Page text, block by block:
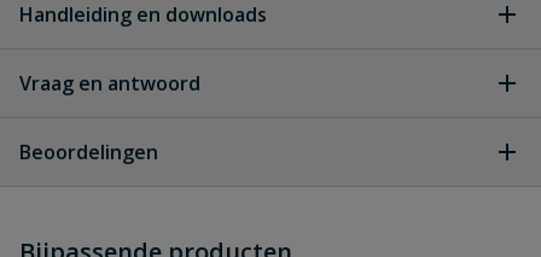
Handleiding en downloads
alupersbonfix koppelingen
alupersbonfix_koppelingen-
meerlagenbuis-FLD.pdf
Vraag en antwoord
Beoordelingen